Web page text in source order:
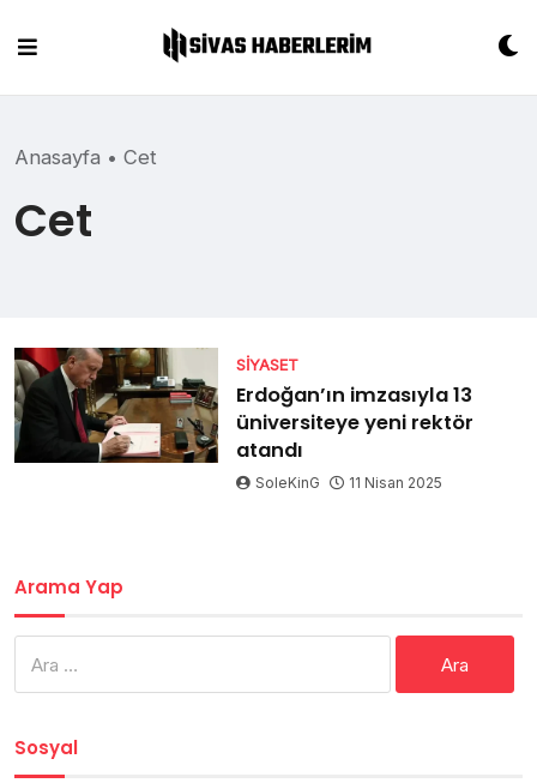
content
Anasayfa • Cet
Cet
SIYASET
Erdoğan’ın imzasıyla 13
üniversiteye yeni rektör
atandı
SoleKinG 11 Nisan 2025
Arama Yap
Sosyal